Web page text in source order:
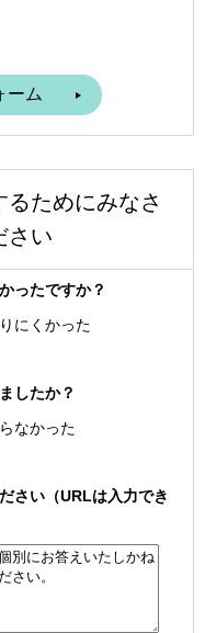
ためにみなさ
さい
ったですか？
にくかった
したか？
なかった
さい（URLは入力でき